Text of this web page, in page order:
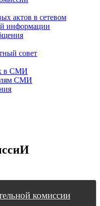
актов в сетевом
информации
совет
в СМИ
СМИ
комиссии